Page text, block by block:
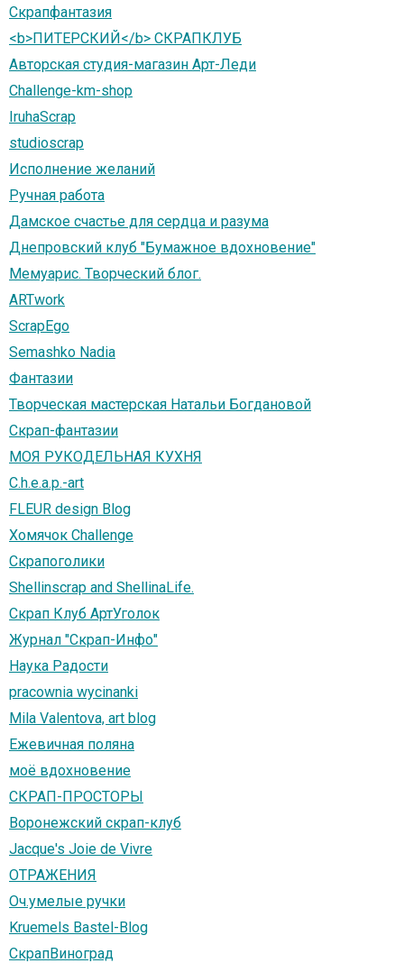
Скрапфантазия
<b>ПИТЕРСКИЙ</b> СКРАПКЛУБ
Авторская студия-магазин Арт-Леди
Challenge-km-shop
IruhaScrap
studioscrap
Исполнение желаний
Ручная работа
Дамское счастье для сердца и разума
Днепровский клуб "Бумажное вдохновение"
Мемуарис. Творческий блог.
ARTwork
ScrapEgo
Semashko Nadia
Фантазии
Творческая мастерская Натальи Богдановой
Скрап-фантазии
МОЯ РУКОДЕЛЬНАЯ КУХНЯ
C.h.e.a.p.-art
FLEUR design Blog
Хомячок Challenge
Скрапоголики
Shellinscrap and ShellinaLife.
Скрап Клуб АртУголок
Журнал "Скрап-Инфо"
Наука Радости
pracownia wycinanki
Mila Valentova, art blog
Ежевичная поляна
моё вдохновение
СКРАП-ПРОСТОРЫ
Воронежский скрап-клуб
Jacque's Joie de Vivre
ОТРАЖЕНИЯ
Оч.умелые ручки
Kruemels Bastel-Blog
СкрапВиноград